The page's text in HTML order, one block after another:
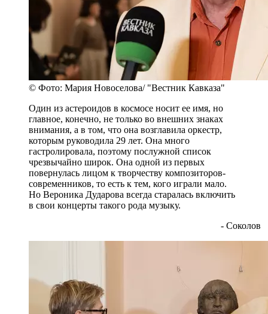
© Фото: Мария Новоселова/ "Вестник Кавказа"
Один из астероидов в космосе носит ее имя, но
главное, конечно, не только во внешних знаках
внимания, а в том, что она возглавила оркестр,
которым руководила 29 лет. Она много
гастролировала, поэтому послужной список
чрезвычайно широк. Она одной из первых
повернулась лицом к творчеству композиторов-
современников, то есть к тем, кого играли мало.
Но Вероника Дударова всегда старалась включить
в свои концерты такого рода музыку.
- Соколов